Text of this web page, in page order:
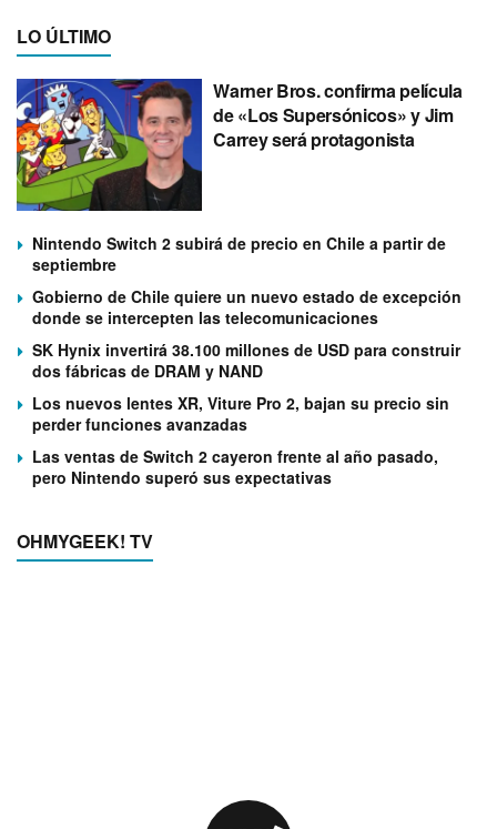
LO ÚLTIMO
Warner Bros. confirma película
de «Los Supersónicos» y Jim
Carrey será protagonista
Nintendo Switch 2 subirá de precio en Chile a partir de
septiembre
Gobierno de Chile quiere un nuevo estado de excepción
donde se intercepten las telecomunicaciones
SK Hynix invertirá 38.100 millones de USD para construir
dos fábricas de DRAM y NAND
Los nuevos lentes XR, Viture Pro 2, bajan su precio sin
perder funciones avanzadas
Las ventas de Switch 2 cayeron frente al año pasado,
pero Nintendo superó sus expectativas
OHMYGEEK! TV